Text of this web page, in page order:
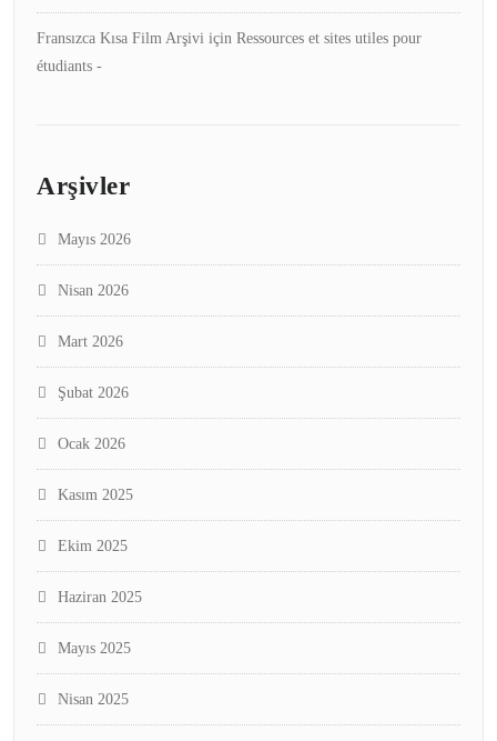
Fransızca Kısa Film Arşivi için Ressources et sites utiles pour
étudiants -
Arşivler
Mayıs 2026
Nisan 2026
Mart 2026
Şubat 2026
Ocak 2026
Kasım 2025
Ekim 2025
Haziran 2025
Mayıs 2025
Nisan 2025